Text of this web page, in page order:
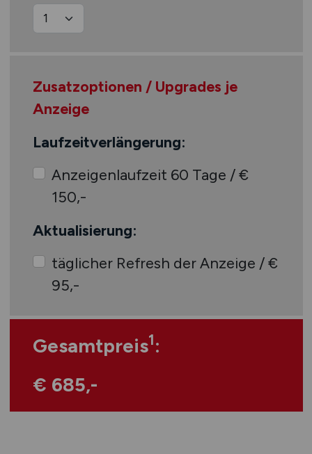
Zusatzoptionen / Upgrades je
Anzeige
Laufzeitverlängerung:
Anzeigenlaufzeit 60 Tage / €
150,-
Aktualisierung:
täglicher Refresh der Anzeige / €
95,-
Gesamtpreis1:
€ 685,-